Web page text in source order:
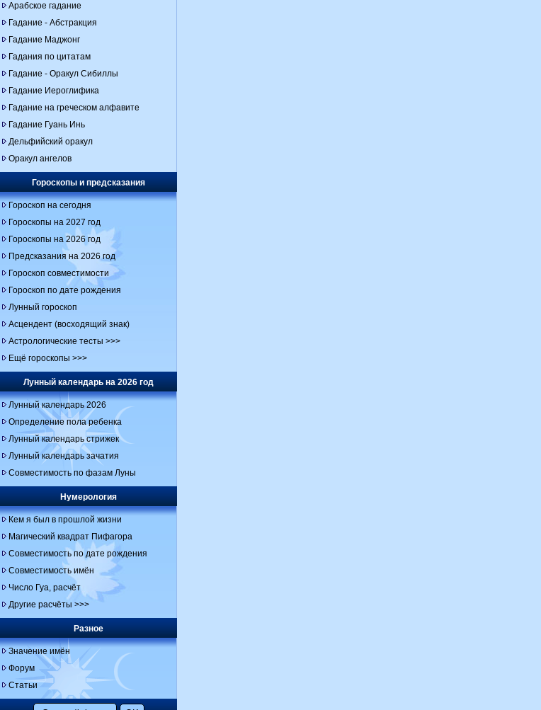
Арабское гадание
Гадание - Абстракция
Гадание Маджонг
Гадания по цитатам
Гадание - Оракул Сибиллы
Гадание Иероглифика
Гадание на греческом алфавите
Гадание Гуань Инь
Дельфийский оракул
Оракул ангелов
Гороскопы и предсказания
Гороскоп на сегодня
Гороскопы на 2027 год
Гороскопы на 2026 год
Предсказания на 2026 год
Гороскоп совместимости
Гороскоп по дате рождения
Лунный гороскоп
Асцендент (восходящий знак)
Астрологические тесты >>>
Ещё гороскопы >>>
Лунный календарь на 2026 год
Лунный календарь 2026
Определение пола ребенка
Лунный календарь стрижек
Лунный календарь зачатия
Совместимость по фазам Луны
Нумерология
Кем я был в прошлой жизни
Магический квадрат Пифагора
Совместимость по дате рождения
Совместимость имён
Число Гуа, расчёт
Другие расчёты >>>
Разное
Значение имён
Форум
Статьи